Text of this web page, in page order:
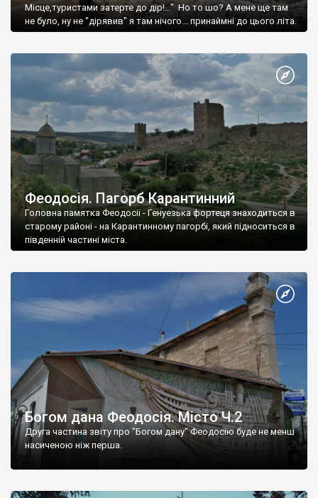
Місце,туристами затерте до дір!..." Но то шо? А мене ще там
не було, ну не "дірявив" я там нічого... принаймні до цього літа.
Феодосія. Пагорб Карантинний
Головна памятка Феодосії - Генуезька фортеця знаходиться в
старому районі - на Карантинному пагорбі, який підноситься в
південній частині міста.
Богом дана Феодосія. Місто Ч.2
Друга частина звіту про "Богом дану" Феодосію буде не менш
насиченою ніж перша.